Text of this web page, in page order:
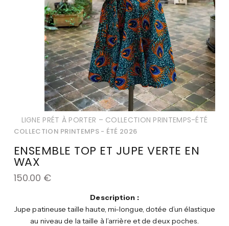
LIGNE PRÉT À PORTER – COLLECTION PRINTEMPS-ÉTÉ
COLLECTION PRINTEMPS - ÉTÉ 2026
ENSEMBLE TOP ET JUPE VERTE EN
WAX
150.00 €
Description :
Jupe patineuse taille haute, mi-longue, dotée d’un élastique
au niveau de la taille à l’arrière et de deux poches.